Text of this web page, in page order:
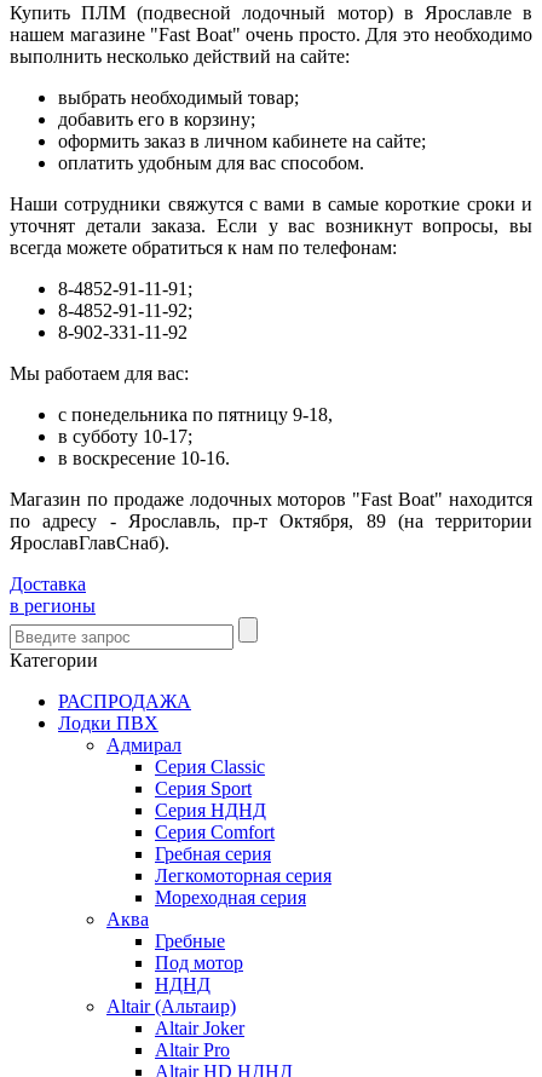
Купить ПЛМ (подвесной лодочный мотор) в Ярославле в
нашем магазине "Fast Boat" очень просто. Для это необходимо
выполнить несколько действий на сайте:
выбрать необходимый товар;
добавить его в корзину;
оформить заказ в личном кабинете на сайте;
оплатить удобным для вас способом.
Наши сотрудники свяжутся с вами в самые короткие сроки и
уточнят детали заказа. Если у вас возникнут вопросы, вы
всегда можете обратиться к нам по телефонам:
8-4852-91-11-91;
8-4852-91-11-92;
8-902-331-11-92
Мы работаем для вас:
с понедельника по пятницу 9-18,
в субботу 10-17;
в воскресение 10-16.
Магазин по продаже лодочных моторов "Fast Boat" находится
по адресу - Ярославль, пр-т Октября, 89 (на территории
ЯрославГлавСнаб).
Доставка
в регионы
Категории
РАСПРОДАЖА
Лодки ПВХ
Адмирал
Серия Classic
Серия Sport
Серия НДНД
Серия Comfort
Гребная серия
Легкомоторная серия
Мореходная серия
Аква
Гребные
Под мотор
НДНД
Altair (Альтаир)
Altair Joker
Altair Pro
Altair HD НДНД